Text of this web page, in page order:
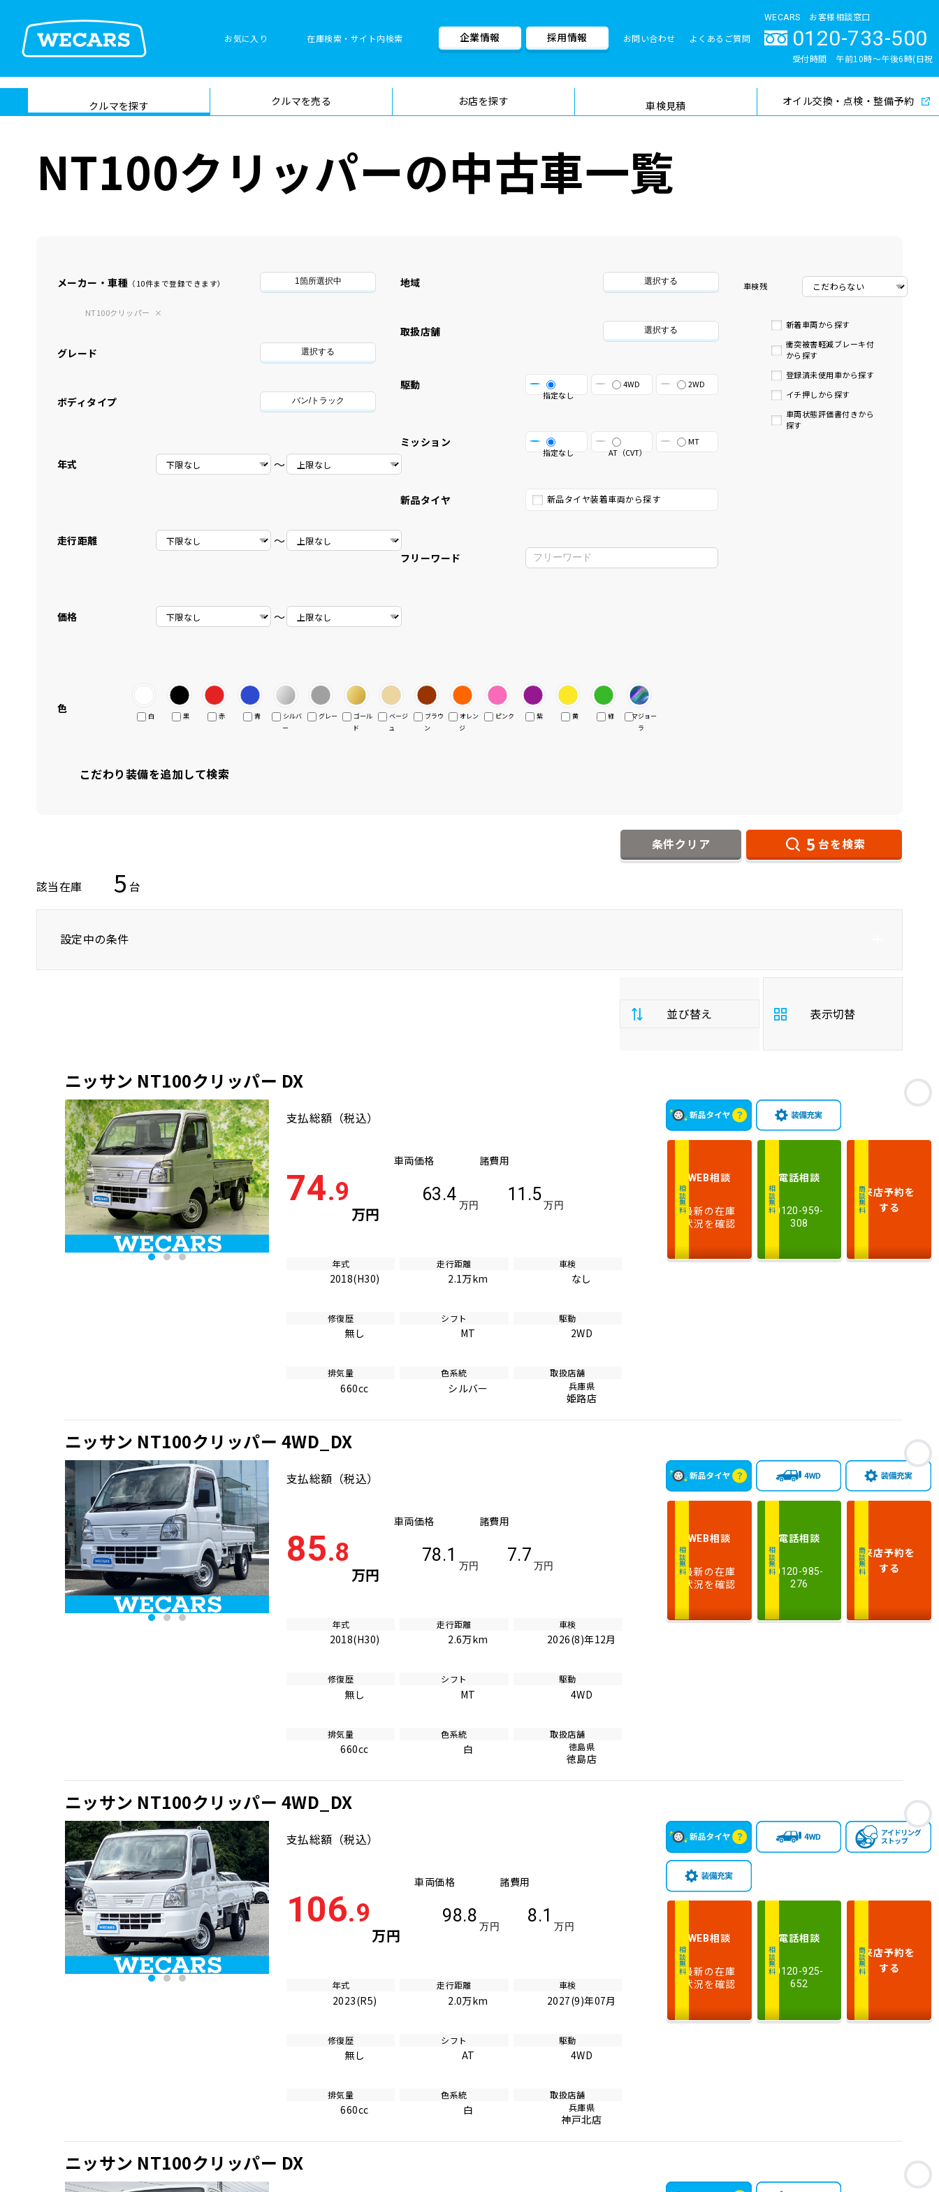
お気に入り 在庫検索・サイト内検索
在庫検索
サイト内検
索
検索
企業情報 採用情報 お問い合わせ よくあるご質問
WECARS お客様相談窓口
0120-733-500
受付時間 午前10時〜午後6時(日祝
クルマを探す クルマを売る お店を探す 車検見積
車検料金・メニュー 品質管理とサポート体制
オイル交換・点検・整備予約
NT100クリッパーの中古車一覧
メーカー・車種 （10件まで登録できます） 1箇所選択中
NT100クリッパー
グレード 選択する
ボディタイプ バン/トラック
年式 〜
走行距離 〜
価格 〜
地域 選択する
取扱店舗 選択する
駆動
指定なし
4WD 2WD
ミッション
指定なし AT（CVT）
MT
新品タイヤ 新品タイヤ装着車両から探す
フリーワード
車検残
新着車両から探す
衝突被害軽減ブレーキ付
から探す
登録済未使用車から探す
イチ押しから探す
車両状態評価書付きから
探す
色
白 黒 赤 青
シルバ
ー
グレー
ゴール
ド
ベージ
ュ
ブラウ
ン
オレン
ジ
ピンク 紫 黄 緑
マジョー
ラ
こだわり装備を追加して検索
条件クリア 5 台を検索
該当在庫 5 台
設定中の条件
並び替え
払
総
安い順
行
距
少ない順
表示切替
お
ニッサン NT100クリッパー DX
支払総額 （税込）
74.9
万円
車両価格
63.4
万円
諸費用
11.5
万円
年式
2018(H30)
走行距離
2.1万km
車検
なし
修復歴
無し
シフト
MT
駆動
2WD
排気量
660cc
色系統
シルバー
取扱店舗
兵庫県
姫路店
相談無料
WEB相談
最新の在庫
状況を確認
相談無料
電話相談
0120-959-
308
商談無料来店予約を
する
お
ニッサン NT100クリッパー 4WD_DX
支払総額 （税込）
85.8
万円
車両価格
78.1
万円
諸費用
7.7
万円
年式
2018(H30)
走行距離
2.6万km
車検
2026(8)年12月
修復歴
無し
シフト
MT
駆動
4WD
排気量
660cc
色系統
白
取扱店舗
徳島県
徳島店
相談無料
WEB相談
最新の在庫
状況を確認
相談無料
電話相談
0120-985-
276
商談無料来店予約を
する
お
ニッサン NT100クリッパー 4WD_DX
支払総額 （税込）
106.9
万円
車両価格
98.8
万円
諸費用
8.1
万円
年式
2023(R5)
走行距離
2.0万km
車検
2027(9)年07月
修復歴
無し
シフト
AT
駆動
4WD
排気量
660cc
色系統
白
取扱店舗
兵庫県
神戸北店
相談無料
WEB相談
最新の在庫
状況を確認
相談無料
電話相談
0120-925-
652
商談無料来店予約を
する
お
ニッサン NT100クリッパー DX